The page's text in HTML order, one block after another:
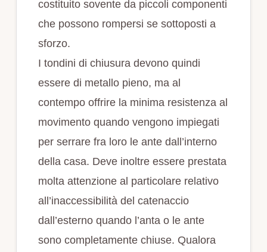
costituito sovente da piccoli componenti
che possono rompersi se sottoposti a
sforzo.
I tondini di chiusura devono quindi
essere di metallo pieno, ma al
contempo offrire la minima resistenza al
movimento quando vengono impiegati
per serrare fra loro le ante dall’interno
della casa. Deve inoltre essere prestata
molta attenzione al particolare relativo
all’inaccessibilità del catenaccio
dall’esterno quando l’anta o le ante
sono completamente chiuse. Qualora